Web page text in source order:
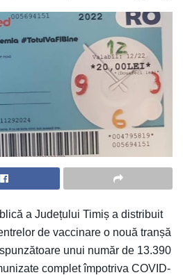
a Județului Timiș a distribuit
de vaccinare o nouă tranșă
unui număr de 13.390
complet împotriva COVID-